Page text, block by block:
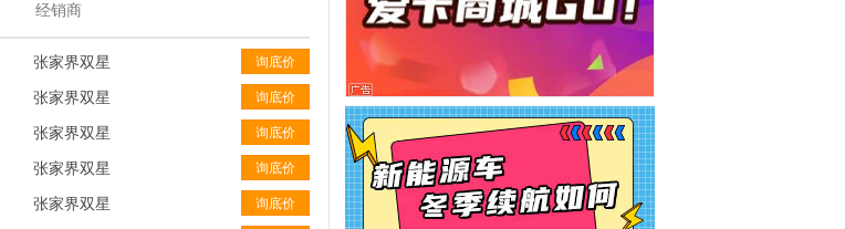
经销商
张家界双星 询底价
张家界双星 询底价
张家界双星 询底价
张家界双星 询底价
张家界双星 询底价